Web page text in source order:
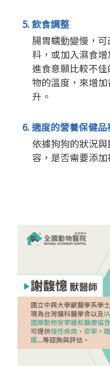
5. 飲食調整
腸胃蠕動變慢，
料，或加入濕食
進食意願比較不
物的溫度，來增
升。
6. 適度的營養保健品
依據狗狗的狀況
容，是否需要添加